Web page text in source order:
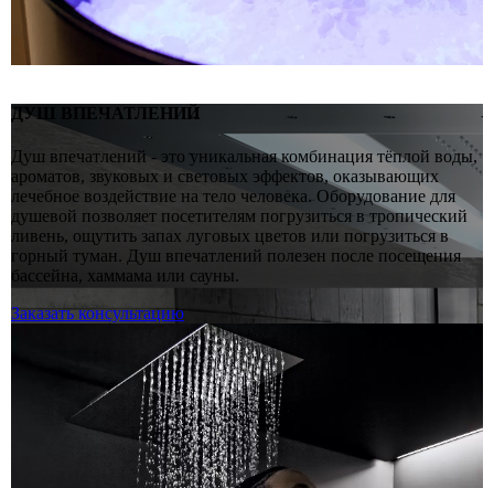
ДУШ ВПЕЧАТЛЕНИЙ
Душ впечатлений - это уникальная комбинация тёплой воды,
ароматов, звуковых и световых эффектов, оказывающих
лечебное воздействие на тело человека. Оборудование для
душевой позволяет посетителям погрузиться в тропический
ливень, ощутить запах луговых цветов или погрузиться в
горный туман. Душ впечатлений полезен после посещения
бассейна, хаммама или сауны.
Заказать консультацию